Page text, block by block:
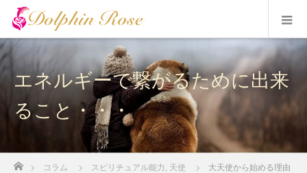
エネルギーで繋がるために出来
ること・・・
コラム スピリチュアル能力 天使 大天使から始める理由